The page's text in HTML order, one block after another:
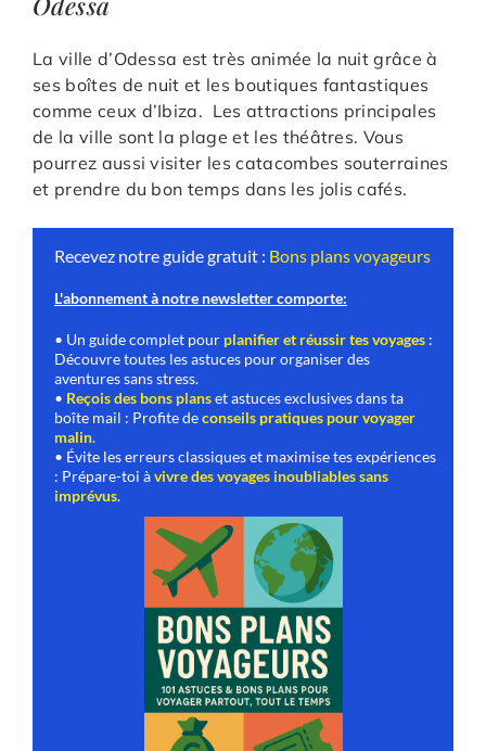
La ville d’Odessa est très animée la nuit grâce à
ses boîtes de nuit et les boutiques fantastiques
comme ceux d’Ibiza. Les attractions principales
de la ville sont la plage et les théâtres. Vous
pourrez aussi visiter les catacombes souterraines
et prendre du bon temps dans les jolis cafés.